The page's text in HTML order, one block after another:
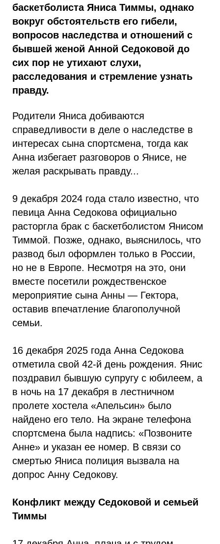
баскетболиста Яниса Тиммы, однако
вокруг обстоятельств его гибели,
вопросов наследства и отношений с
бывшей женой Анной Седоковой до
сих пор не утихают слухи,
расследования и стремление узнать
правду.
Родители Яниса добиваются
справедливости в деле о наследстве в
интересах сына спортсмена, тогда как
Анна избегает разговоров о Янисе, не
желая раскрывать правду...
9 декабря 2024 года стало известно, что
певица Анна Седокова официально
расторгла брак с баскетболистом Янисом
Тиммой. Позже, однако, выяснилось, что
развод был оформлен только в России,
но не в Европе. Несмотря на это, они
вместе посетили рождественское
мероприятие сына Анны — Гектора,
оставив впечатление благополучной
семьи.
16 декабря 2025 года Анна Седокова
отметила свой 42-й день рождения. Янис
поздравил бывшую супругу с юбилеем, а
в ночь на 17 декабря в лестничном
пролете хостела «Апельсин» было
найдено его тело. На экране телефона
спортсмена была надпись: «Позвоните
Анне» и указан ее номер. В связи со
смертью Яниса полиция вызвала на
допрос Анну Седокову.
Конфликт между Седоковой и семьей
Тиммы